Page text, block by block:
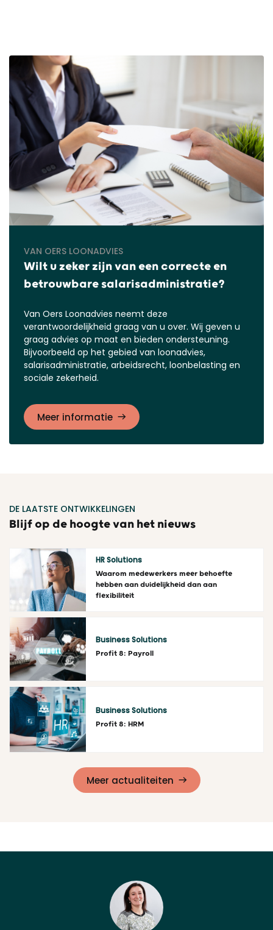
VAN OERS LOONADVIES
Wilt u zeker zijn van een correcte en
betrouwbare salarisadministratie?
Van Oers Loonadvies neemt deze
verantwoordelijkheid graag van u over. Wij geven u
graag advies op maat en bieden ondersteuning.
Bijvoorbeeld op het gebied van loonadvies,
salarisadministratie, arbeidsrecht, loonbelasting en
sociale zekerheid.
Meer informatie
DE LAATSTE ONTWIKKELINGEN
Blijf op de hoogte van het nieuws
Lees meer
HR Solutions
Waarom medewerkers meer behoefte
hebben aan duidelijkheid dan aan
flexibiliteit
Lees meer
Business Solutions
Profit 8: Payroll
Business Solutions
Profit 8: HRM
Meer actualiteiten